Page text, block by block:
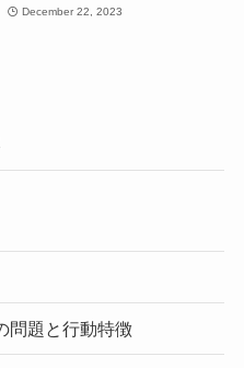
December 22, 2023
問題と行動特徴